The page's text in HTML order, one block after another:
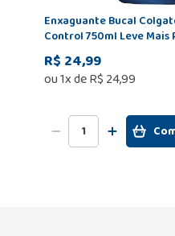
Enxaguante Bucal
Control 750ml Leve Mais
R$ 24,99
ou1x deR$ 24,99